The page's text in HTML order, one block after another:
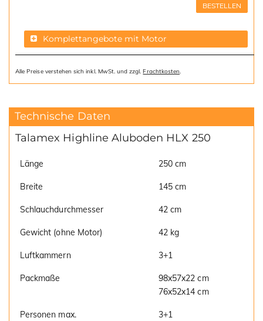
BESTELLEN
Komplettangebote mit Motor
Alle Preise verstehen sich inkl. MwSt. und zzgl.Frachtkosten.
Technische Daten
Talamex Highline Aluboden HLX 250
Länge 250 cm
Breite 145 cm
Schlauchdurchmesser 42 cm
Gewicht (ohne Motor) 42 kg
Luftkammern 3+1
Packmaße
98x57x22 cm
76x52x14 cm
Personen max. 3+1